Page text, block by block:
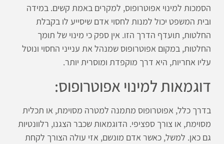
הסמכות למינוי אפוטרופוס, למקרים באמת קשים. במידה
ובית המשפט יכול למנות לחסוי אדם שיסייע לו בקבלת
החלטות, תועדף הדרך הזו. אין ספק כי מינוי של תומך
החלטות, במקום אפוטרופוס שמנהל את ענייני החסוי ונוטל
עליו אחריות, היא דרך מוקפדת ומוסרית יותר.
דוגמאות למינוי אפוטרופוס:
בדרך כלל, אפוטרופוס מתמנה למטרה מסוימת, או תכלית
מסוימת, או צורך ספציפי. הדוגמאות שכבר הצגנו, רלוונטיות
גם כאן. למשל, כאשר אדם מונשם, אזי עולה הצורך לקחת